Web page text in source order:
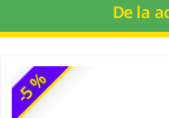
De la
-5 %